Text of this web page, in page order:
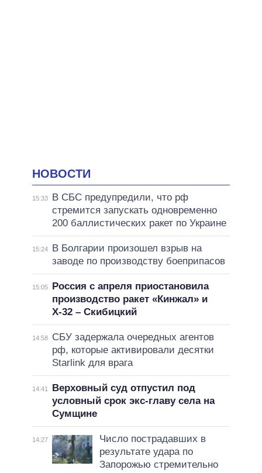
НОВОСТИ
15:33
В СБС предупредили, что рф
стремится запускать одновременно
200 баллистических ракет по Украине
15:24
В Болгарии произошел взрыв на
заводе по производству боеприпасов
15:05
Россия с апреля приостановила
производство ракет «Кинжал» и
Х-32 – Скибицкий
14:58
СБУ задержала очередных агентов
рф, которые активировали десятки
Starlink для врага
14:41
Верховный суд отпустил под
условный срок экс-главу села на
Сумщине
14:27
Число пострадавших в
результате удара по
Запорожью стремительно